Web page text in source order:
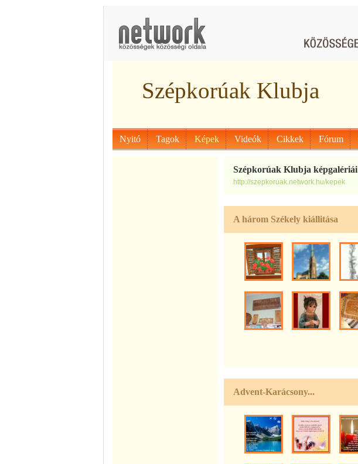
Szépkorúak Klubja
Nyitó Tagok Képek Videók Cikkek Fórum
Szépkorúak Klubja képgalériái
http://szepkoruak.network.hu/kepek
A három Székely kiállitása
Advent-Karácsony...